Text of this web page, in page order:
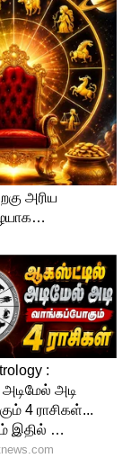
'ஜிங்-
முறை
இழுத்து